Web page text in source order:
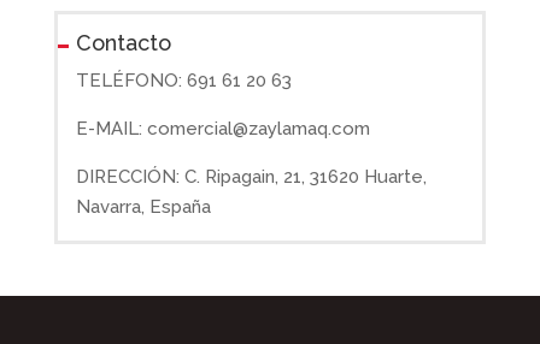
Contacto
TELÉFONO: 691 61 20 63
E-MAIL: comercial@zaylamaq.com
DIRECCIÓN: C. Ripagain, 21, 31620 Huarte,
Navarra, España